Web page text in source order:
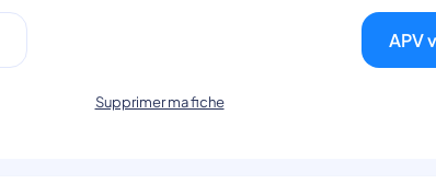
APV
Supprimer ma fiche